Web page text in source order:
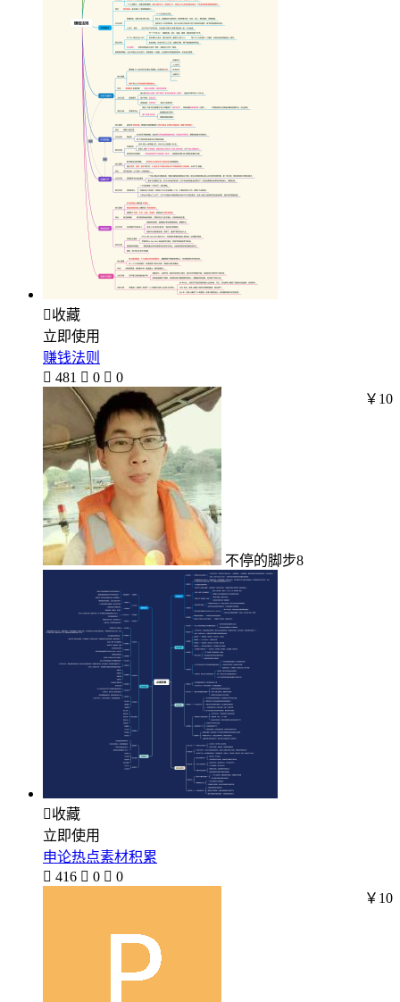
收藏
立即使用
赚钱法则
 481  0  0
不停的脚步8
￥10
收藏
立即使用
申论热点素材积累
 416  0  0
￥10